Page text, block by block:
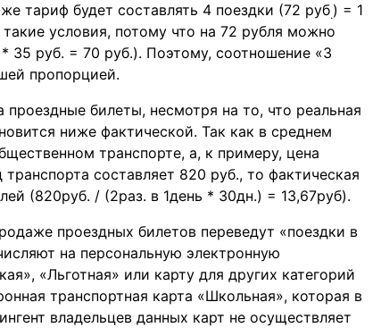
тариф будет составлять 4 поездки (72 руб.) = 1
условия, потому что на 72 рубля можно
35 руб. = 70 руб.). Поэтому, соотношение «3
пропорцией.
билеты, несмотря на то, что реальная
ниже фактической. Так как в среднем
транспорте, а, к примеру, цена
составляет 820 руб., то фактическая
(820руб. / (2раз. в 1день * 30дн.) = 13,67руб).
проездных билетов переведут «поездки в
на персональную электронную
«Льготная» или карту для других категорий
транспортная карта «Школьная», которая в
владельцев данных карт не осуществляет